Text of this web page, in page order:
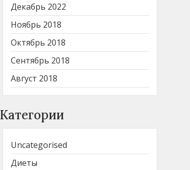
Декабрь 2022
Ноябрь 2018
Октябрь 2018
Сентябрь 2018
Август 2018
Категории
Uncategorised
Диеты